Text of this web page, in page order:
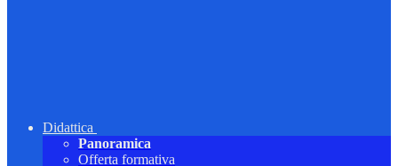
Didattica
Panoramica
Offerta formativa